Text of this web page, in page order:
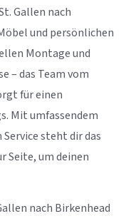
Gallen nach
und persönlichen
Montage und
– das Team vom
für einen
Mit umfassendem
steht dir das
Seite, um deinen
nach Birkenhead